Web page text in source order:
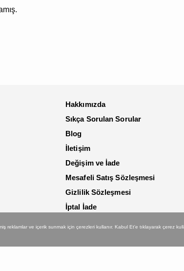
reklamlar ve içerik sunmak için çerezleri kullanır. Kabul Et'e tıklayarak çerez
Hakkımızda
Sıkça Sorulan Sorular
Blog
İletişim
Değişim ve İade
Mesafeli Satış Sözleşmesi
Gizlilik Sözleşmesi
İptal İade